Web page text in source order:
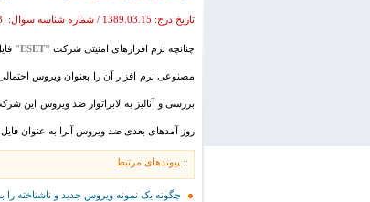
تاریخ درج: 1389.03.15 / شماره شناسه سوال: 50103
چنانچه نرم افزارهای امنیتی شرکت "ESET"
مصنوعی نرم افزار آن را بعنوان ویروس
بررسی و آنالیز به لابراتوار ضد ویروس این
روز آمدهای بعدی ضد ویروس آنرا به عنوان فایل
:: پیوندهای مرتبط
چگونه یک نمونه ویروس جدید و ناشناخته را